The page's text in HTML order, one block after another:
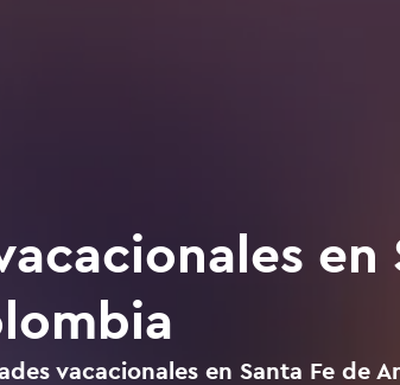
en
vacacionales en Santa Fe de